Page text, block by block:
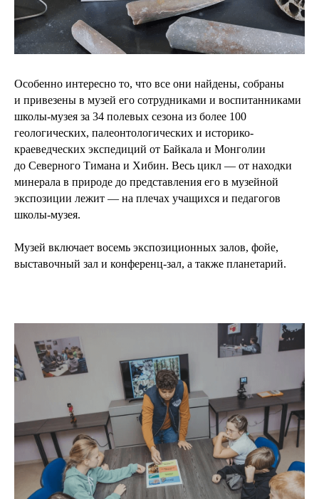
Особенно интересно то, что все они найдены, собраны
и привезены в музей его сотрудниками и воспитанниками
школы-музея за 34 полевых сезона из более 100
геологических, палеонтологических и историко-
краеведческих экспедиций от Байкала и Монголии
до Северного Тимана и Хибин. Весь цикл — от находки
минерала в природе до представления его в музейной
экспозиции лежит — на плечах учащихся и педагогов
школы-музея.
Музей включает восемь экспозиционных залов, фойе,
выставочный зал и конференц-зал, а также планетарий.